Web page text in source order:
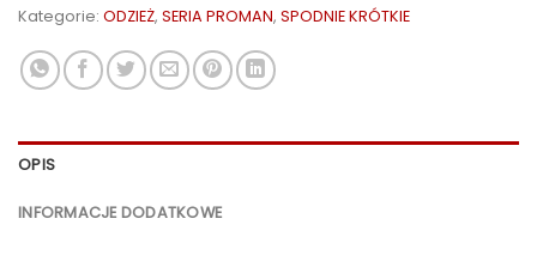
Kategorie: ODZIEŻ, SERIA PROMAN, SPODNIE KRÓTKIE
OPIS
INFORMACJE DODATKOWE